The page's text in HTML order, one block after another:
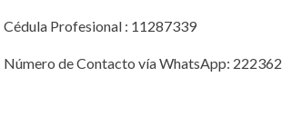
Cédula Profesional : 11287339
Número de Contacto vía WhatsApp: